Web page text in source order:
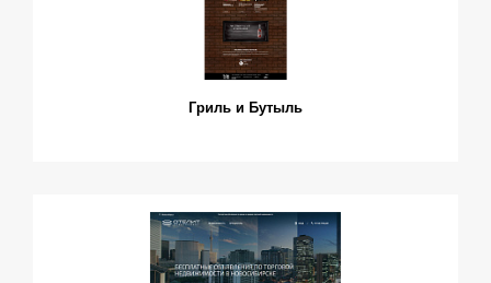
Гриль и Бутыль